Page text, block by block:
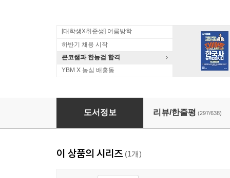
[대학생X취준생] 여름방학
하반기 채용 시작
큰코쌤과 한능검 합격
YBM X 농심 배홍동
영어회화 100일의 기적
도서정보 리뷰/한줄평 (297/638)
이 상품의 시리즈 (1개)